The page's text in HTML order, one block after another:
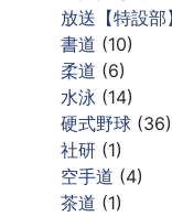
放送【特設部】
書道 (10)
柔道 (6)
水泳 (14)
硬式野球 (36)
社研 (1)
空手道 (4)
茶道 (1)